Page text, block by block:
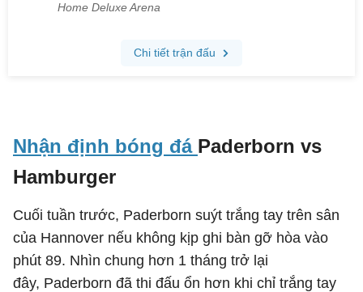
Nhận định bóng đá Paderborn vs
Hamburger
Cuối tuần trước, Paderborn suýt trắng tay trên sân
của Hannover nếu không kịp ghi bàn gỡ hòa vào
phút 89. Nhìn chung hơn 1 tháng trở lại
đây, Paderborn đã thi đấu ổn hơn khi chỉ trắng tay